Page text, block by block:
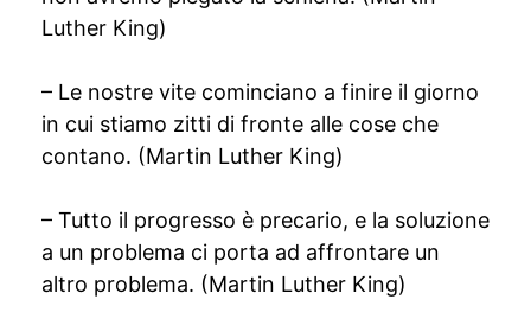
Luther King)
– Le nostre vite cominciano a finire il giorno
in cui stiamo zitti di fronte alle cose che
contano. (Martin Luther King)
– Tutto il progresso è precario, e la soluzione
a un problema ci porta ad affrontare un
altro problema. (Martin Luther King)